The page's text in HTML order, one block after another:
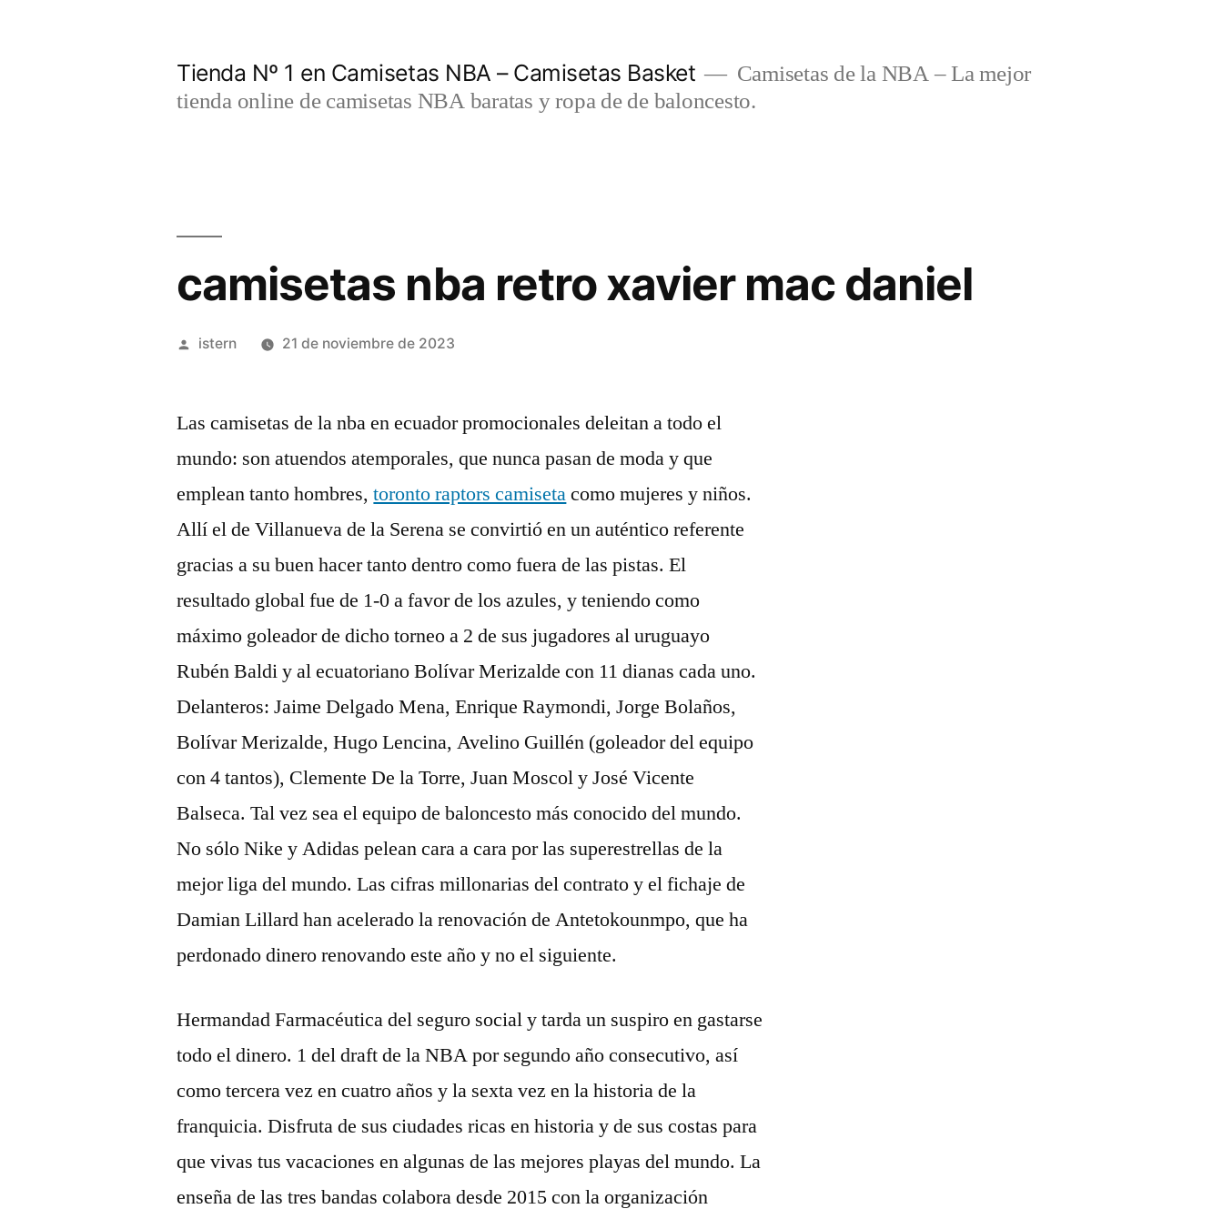
Tienda Nº 1 en Camisetas NBA – Camisetas Basket
Camisetas de la NBA – La mejor
tienda online de camisetas NBA baratas y ropa de de baloncesto.
camisetas nba retro xavier mac daniel
Publicado
istern 21 de noviembre de 2023
Las camisetas de la nba en ecuador promocionales deleitan a todo el
mundo: son atuendos atemporales, que nunca pasan de moda y que
emplean tanto hombres,toronto raptors camisetacomo mujeres y niños.
Allí el de Villanueva de la Serena se convirtió en un auténtico referente
gracias a su buen hacer tanto dentro como fuera de las pistas. El
resultado global fue de 1-0 a favor de los azules, y teniendo como
máximo goleador de dicho torneo a 2 de sus jugadores al uruguayo
Rubén Baldi y al ecuatoriano Bolívar Merizalde con 11 dianas cada uno.
Delanteros: Jaime Delgado Mena, Enrique Raymondi, Jorge Bolaños,
Bolívar Merizalde, Hugo Lencina, Avelino Guillén (goleador del equipo
con 4 tantos), Clemente De la Torre, Juan Moscol y José Vicente
Balseca. Tal vez sea el equipo de baloncesto más conocido del mundo.
No sólo Nike y Adidas pelean cara a cara por las superestrellas de la
mejor liga del mundo. Las cifras millonarias del contrato y el fichaje de
Damian Lillard han acelerado la renovación de Antetokounmpo, que ha
perdonado dinero renovando este año y no el siguiente.
Hermandad Farmacéutica del seguro social y tarda un suspiro en gastarse
todo el dinero. 1 del draft de la NBA por segundo año consecutivo, así
como tercera vez en cuatro años y la sexta vez en la historia de la
franquicia. Disfruta de sus ciudades ricas en historia y de sus costas para
que vivas tus vacaciones en algunas de las mejores playas del mundo. La
enseña de las tres bandas colabora desde 2015 con la organización